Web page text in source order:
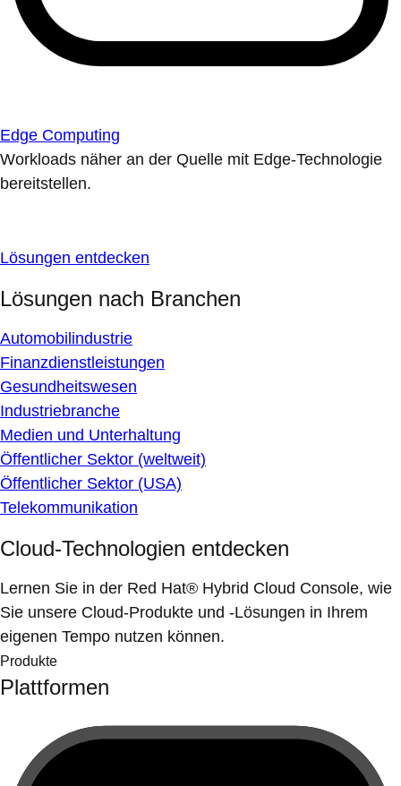
Edge Computing
Workloads näher an der Quelle mit Edge-Technologie
bereitstellen.
Lösungen entdecken
Lösungen nach Branchen
Automobilindustrie
Finanzdienstleistungen
Gesundheitswesen
Industriebranche
Medien und Unterhaltung
Öffentlicher Sektor (weltweit)
Öffentlicher Sektor (USA)
Telekommunikation
Cloud-Technologien entdecken
Lernen Sie in der Red Hat® Hybrid Cloud Console, wie
Sie unsere Cloud-Produkte und -Lösungen in Ihrem
eigenen Tempo nutzen können.
Produkte
Plattformen